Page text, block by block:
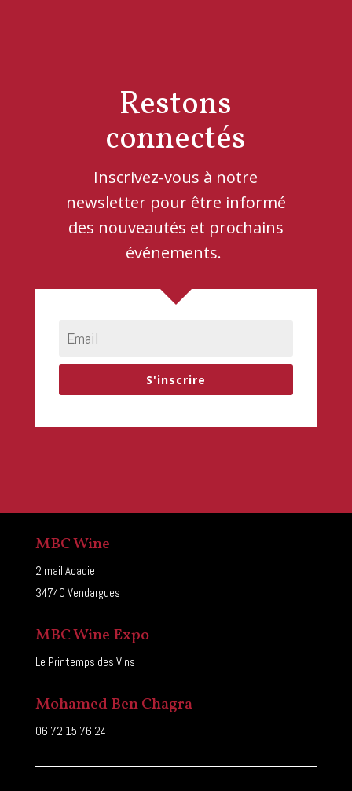
Restons
connectés
Inscrivez-vous à notre
newsletter pour être informé
des nouveautés et prochains
événements.
S'inscrire
MBC Wine
2 mail Acadie
34740 Vendargues
MBC Wine Expo
Le Printemps des Vins
Mohamed Ben Chagra
06 72 15 76 24